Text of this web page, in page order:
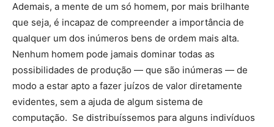
Ademais, a mente de um só homem, por mais brilhante
que seja, é incapaz de compreender a importância de
qualquer um dos inúmeros bens de ordem mais alta.
Nenhum homem pode jamais dominar todas as
possibilidades de produção — que são inúmeras — de
modo a estar apto a fazer juízos de valor diretamente
evidentes, sem a ajuda de algum sistema de
computação. Se distribuíssemos para alguns indivíduos